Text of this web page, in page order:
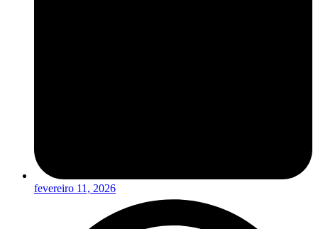
fevereiro 11, 2026